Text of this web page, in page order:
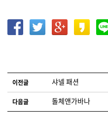
글 네비게이션
이전글 샤넬 패션
다음글 돌체앤가바나